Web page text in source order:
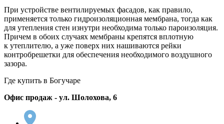
При устройстве вентилируемых фасадов, как правило,
применяется только гидроизоляционная мембрана, тогда как
для утепления стен изнутри необходима только пароизоляция.
Причем в обоих случаях мембраны крепятся вплотную
к утеплителю, а уже поверх них нашиваются рейки
контробрешетки для обеспечения необходимого воздушного
зазора.
Где купить в Богучаре
Офис продаж - ул. Шолохова, 6